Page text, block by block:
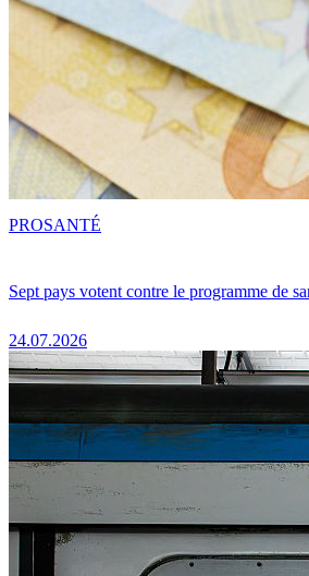
Sept pays votent contre le programme de
24.07.2026
PROSANTÉ